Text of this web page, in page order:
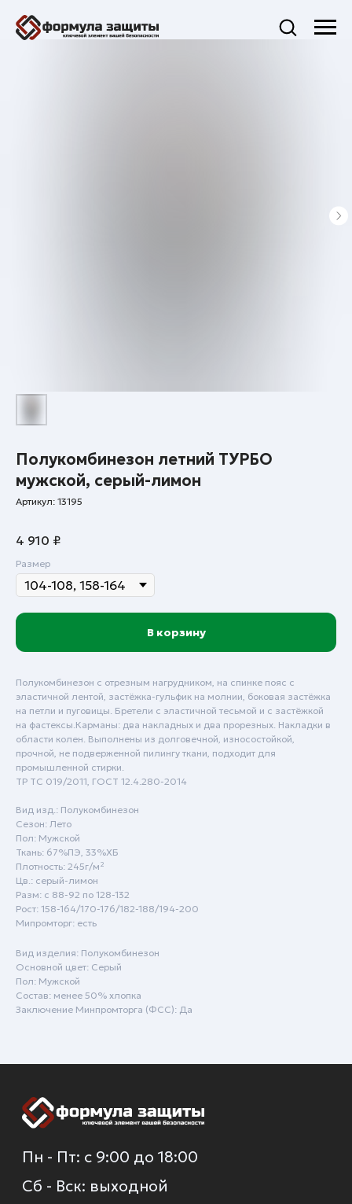
Полукомбинезон летний ТУРБО
мужской, серый-лимон
Артикул: 13195
4 910 ₽
Размер
В корзину
Полукомбинезон с отрезным нагрудником, на спинке пояс с
эластичной лентой, застёжка-гульфик на молнии, боковая застёжка
на петли и пуговицы. Бретели с эластичной тесьмой и с застёжкой
на фастексы.Карманы: два накладных и два прорезных. Накладки в
области колен. Выполнены из долговечной, износостойкой,
прочной, не подверженной пилингу ткани, подходит для
промышленной стирки.
ТР ТС 019/2011, ГОСТ 12.4.280-2014
Вид изд.: Полукомбинезон
Сезон: Лето
Пол: Мужской
Ткань: 67%ПЭ, 33%ХБ
Плотность: 245г/м²
Цв.: серый-лимон
Разм: с 88-92 по 128-132
Рост: 158-164/170-176/182-188/194-200
Мипромторг: есть
Вид изделия: Полукомбинезон
Основной цвет: Серый
Пол: Мужской
Состав: менее 50% хлопка
Заключение Минпромторга (ФСС): Да
Краснодар
Сочи
+7 (861) 207-24-07
+7 (800) 222-78-13
info@specodezhda-krd.ru
Пн - Пт: с 9:00 до 18:00
Сб - Вск: выходной
О компании
Услуги
Каталог
Новинки